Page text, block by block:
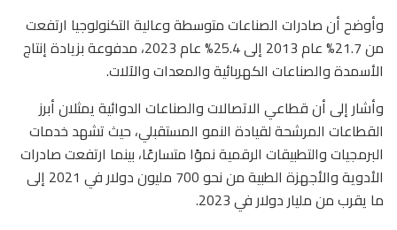
وأوضح أن صادرات الصناعات متوسطة وعالية التكنولوجيا ارتفعت
من 21.7% عام 2013 إلى 25.4% عام 2023، مدفوعة بزيادة إنتاج
الأسمدة والصناعات الكهربائية والمعدات والآلات.
وأشار إلى أن قطاعي الاتصالات والصناعات الدوائية يمثلان أبرز
القطاعات المرشحة لقيادة النمو المستقبلي، حيث تشهد خدمات
البرمجيات والتطبيقات الرقمية نموًا متسارعًا، بينما ارتفعت صادرات
الأدوية والأجهزة الطبية من نحو 700 مليون دولار في 2021 إلى
ما يقرب من مليار دولار في 2023.